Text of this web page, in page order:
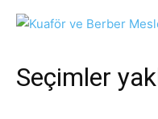
Seçimler